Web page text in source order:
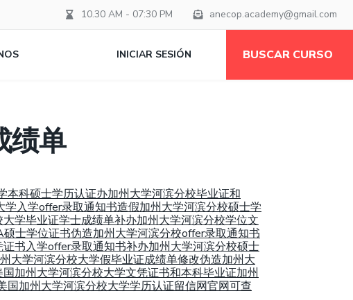
10.30 AM - 07:30 PM anecop.academy@gmail.com
INICIAR SESIÓN BUSCAR CURSO
绩单
本科硕士学历认证办加州大学河滨分校毕业证和
入学offer录取通知书造假加州大学河滨分校硕士学
学毕业证学士成绩单补办加州大学河滨分校学位文
士学位证书伪造加州大学河滨分校offer录取通知书
书入学offer录取通知书补办加州大学河滨分校硕士
大学河滨分校大学假毕业证成绩单修改伪造加州大
加州大学河滨分校大学文凭证书和本科毕业证加州
国加州大学河滨分校大学学历认证留信网官网可查